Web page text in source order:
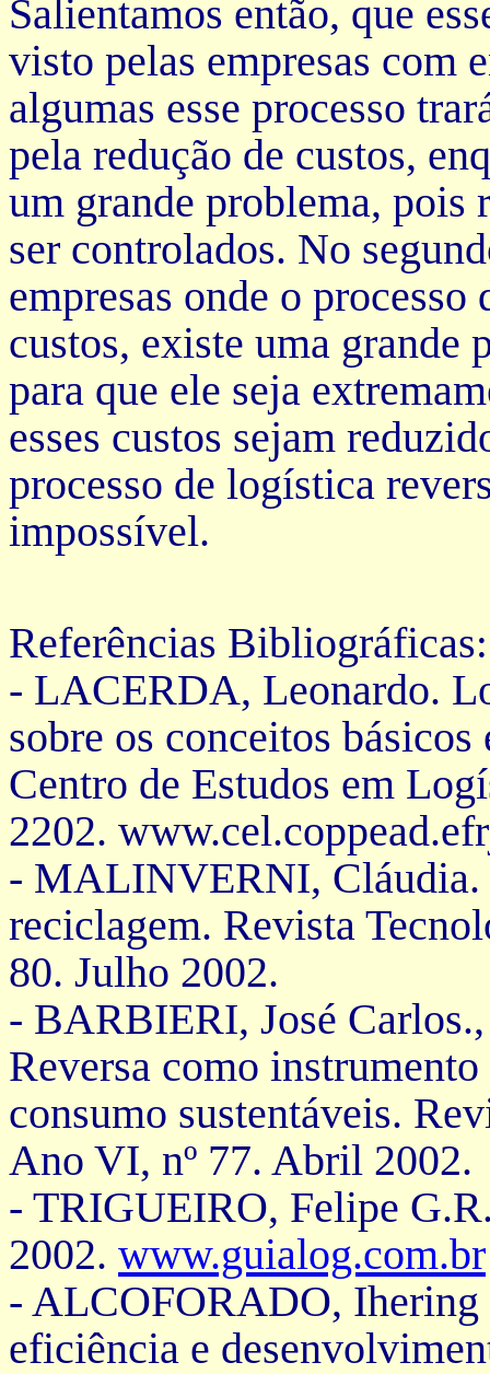
Salientamos então, que
visto pelas empresas com
algumas esse processo
pela redução de custos,
um grande problema, pois
ser controlados. No
empresas onde o
custos, existe uma grande
para que ele seja
esses custos sejam
processo de logística
impossível.
Referências Bibliográficas:
- LACERDA, Leonardo.
sobre os conceitos
Centro de Estudos em
2202.
- MALINVERNI, Cláudia.
reciclagem. Revista
80. Julho 2002.
- BARBIERI, José
Reversa como
consumo sustentáveis.
Ano VI, nº 77. Abril 2002.
- TRIGUEIRO, Felipe
2002. www.guialog.com.br
- ALCOFORADO, Ihering
eficiência e